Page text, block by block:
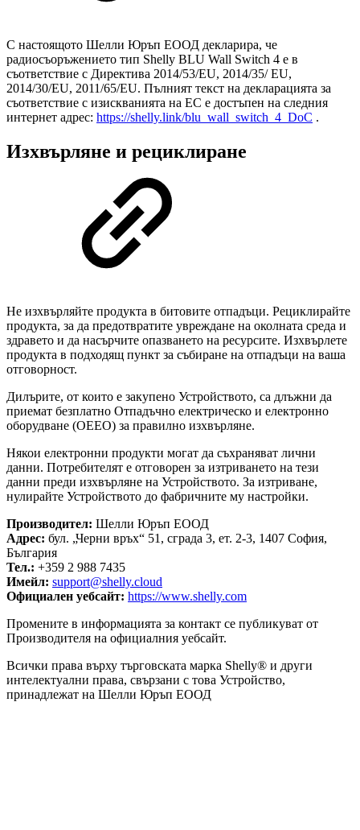
С настоящото Шелли Юръп ЕООД декларира, че
радиосъоръжението тип Shelly BLU Wall Switch 4 е в
съответствие с Директива 2014/53/EU, 2014/35/ EU,
2014/30/EU, 2011/65/EU. Пълният текст на декларацията за
съответствие с изискванията на ЕС е достъпен на следния
интернет адрес: https://shelly.link/blu_wall_switch_4_DoC .
Изхвърляне и рециклиране
Не изхвърляйте продукта в битовите отпадъци. Рециклирайте
продукта, за да предотвратите увреждане на околната среда и
здравето и да насърчите опазването на ресурсите. Изхвърлете
продукта в подходящ пункт за събиране на отпадъци на ваша
отговорност.
Дилърите, от които е закупено Устройството, са длъжни да
приемат безплатно Отпадъчно електрическо и електронно
оборудване (ОЕЕО) за правилно изхвърляне.
Някои електронни продукти могат да съхраняват лични
данни. Потребителят е отговорен за изтриването на тези
данни преди изхвърляне на Устройството. За изтриване,
нулирайте Устройството до фабричните му настройки.
Производител: Шелли Юръп ЕООД
Адрес: бул. „Черни връх“ 51, сграда 3, ет. 2-3, 1407 София,
България
Тел.: +359 2 988 7435
Имейл: support@shelly.cloud
Официален уебсайт: https://www.shelly.com
Промените в информацията за контакт се публикуват от
Производителя на официалния уебсайт.
Всички права върху търговската марка Shelly® и други
интелектуални права, свързани с това Устройство,
принадлежат на Шелли Юръп ЕООД